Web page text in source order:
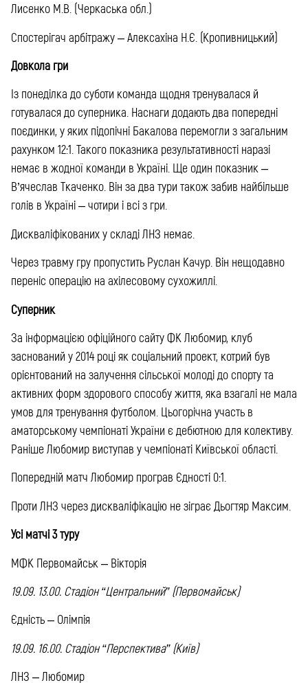
Лисенко М.В. (Черкаська обл.)
Спостерігач арбітражу – Алексахіна Н.Є. (Кропивницький)
Довкола гри
Із понеділка до суботи команда щодня тренувалася й
готувалася до суперника. Наснаги додають два попередні
поєдинки, у яких підопічні Бакалова перемогли з загальним
рахунком 12:1. Такого показника результативності наразі
немає в жодної команди в Україні. Ще один показник –
В’ячеслав Ткаченко. Він за два тури також забив найбільше
голів в Україні – чотири і всі з гри.
Дискваліфікованих у складі ЛНЗ немає.
Через травму гру пропустить Руслан Качур. Він нещодавно
переніс операцію на ахілесовому сухожиллі.
Суперник
За інформацією офіційного сайту ФК Любомир, клуб
заснований у 2014 році як соціальний проект, котрий був
орієнтований на залучення сільської молоді до спорту та
активних форм здорового способу життя, яка взагалі не мала
умов для тренування футболом. Цьогорічна участь в
аматорському чемпіонаті України є дебютною для колективу.
Раніше Любомир виступав у чемпіонаті Київської області.
Попередній матч Любомир програв Єдності 0:1.
Проти ЛНЗ через дискваліфікацію не зіграє Дьогтяр Максим.
Усі матчі 3 туру
МФК Первомайськ – Вікторія
19.09. 13.00. Стадіон “Центральний” (Первомайськ)
Єдність – Олімпія
19.09. 16.00. Стадіон “Перспектива” (Київ)
ЛНЗ – Любомир